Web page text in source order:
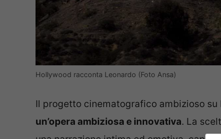
Hollywood racconta Leonardo (Foto Ansa)
Il progetto cinematografico ambizioso
un’opera ambiziosa e innovativa. La